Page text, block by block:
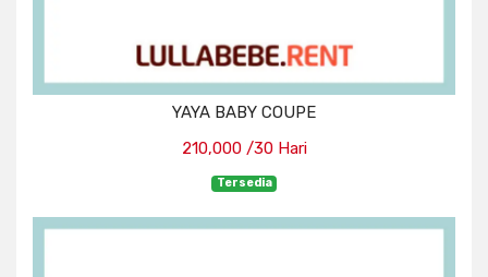
YAYA BABY COUPE
210,000 /30 Hari
Tersedia